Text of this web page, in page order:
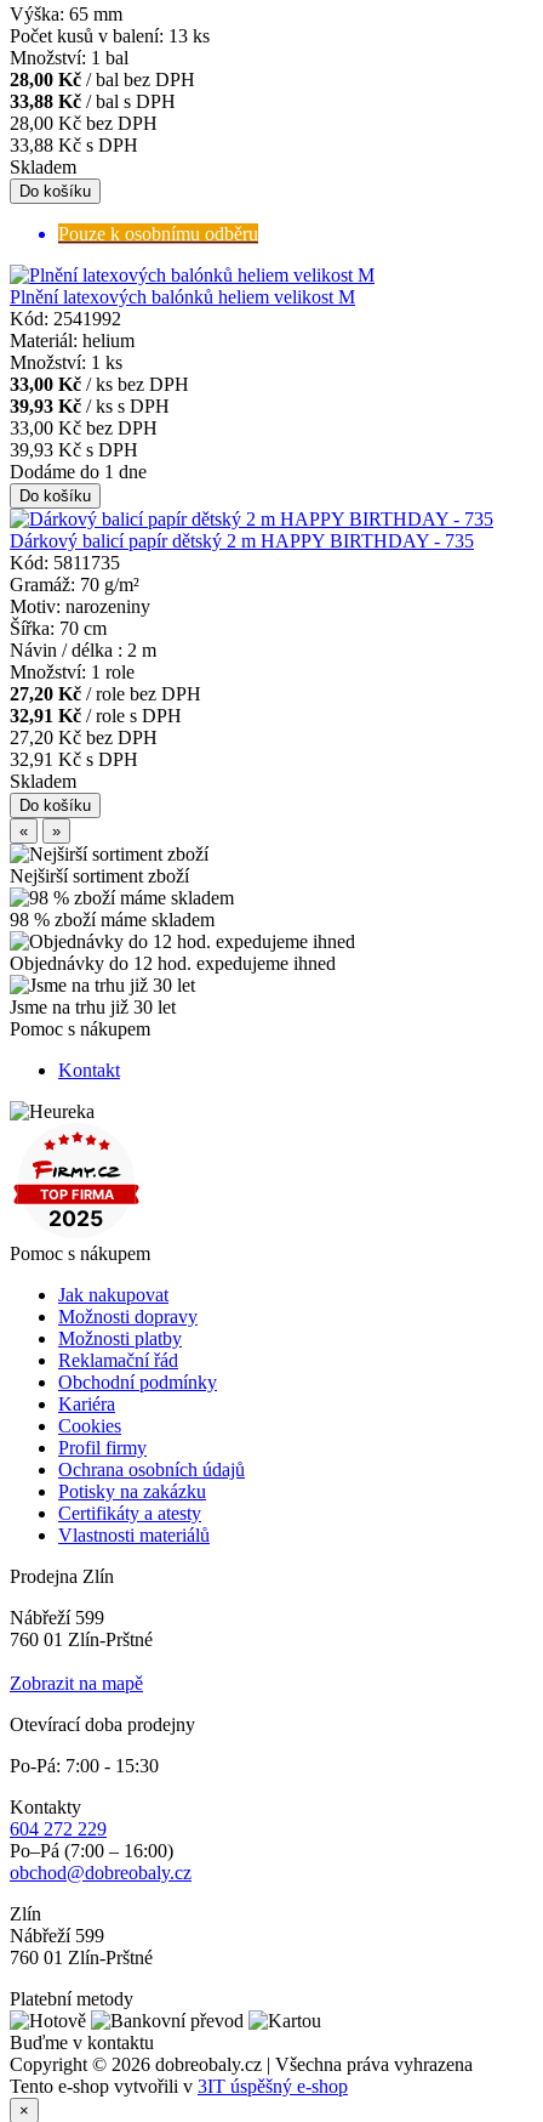
Výška: 65 mm
Počet kusů v balení: 13 ks
Množství: 1 bal
28,00 Kč / bal bez DPH
33,88 Kč / bal s DPH
28,00 Kč bez DPH
33,88 Kč s DPH
Skladem
Pouze k osobnímu odběru
Plnění latexových balónků heliem velikost M
Kód: 2541992
Materiál: helium
Množství: 1 ks
33,00 Kč / ks bez DPH
39,93 Kč / ks s DPH
33,00 Kč bez DPH
39,93 Kč s DPH
Dodáme do 1 dne
Dárkový balicí papír dětský 2 m HAPPY BIRTHDAY - 735
Kód: 5811735
Gramáž: 70 g/m²
Motiv: narozeniny
Šířka: 70 cm
Návin / délka : 2 m
Množství: 1 role
27,20 Kč / role bez DPH
32,91 Kč / role s DPH
27,20 Kč bez DPH
32,91 Kč s DPH
Skladem
« »
Nejširší sortiment zboží
98 % zboží máme skladem
Objednávky do 12 hod. expedujeme ihned
Jsme na trhu již 30 let
Pomoc s nákupem
Kontakt
Pomoc s nákupem
Jak nakupovat
Možnosti dopravy
Možnosti platby
Reklamační řád
Obchodní podmínky
Kariéra
Cookies
Profil firmy
Ochrana osobních údajů
Potisky na zakázku
Certifikáty a atesty
Vlastnosti materiálů
Prodejna Zlín
Nábřeží 599
760 01 Zlín-Prštné
Zobrazit na mapě
Otevírací doba prodejny
Po-Pá: 7:00 - 15:30
Kontakty
604 272 229
Po–Pá (7:00 – 16:00)
obchod@dobreobaly.cz
Zlín
Nábřeží 599
760 01 Zlín-Prštné
Platební metody
Buďme v kontaktu
Copyright © 2026 dobreobaly.cz | Všechna práva vyhrazena
Tento e-shop vytvořili v 3IT úspěšný e-shop
×